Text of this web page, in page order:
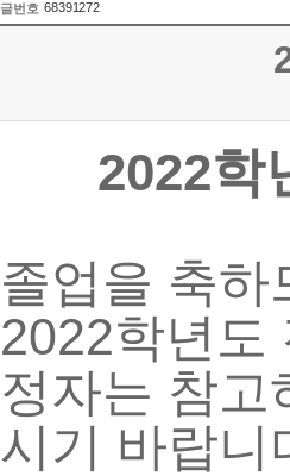
글번호 68391272
2022학
졸업을 축하
2022학년도
정자는 참고
시기 바랍니